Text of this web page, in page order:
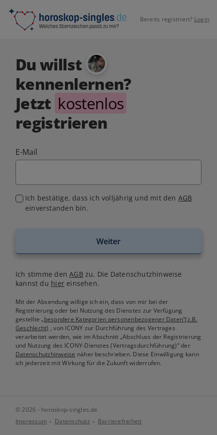
Bereits registriert? Login
Du willst
kennenlernen?
Jetzt kostenlos
registrieren
E-Mail
Ich bestätige, dass ich volljährig und mit den AGB
einverstanden bin.
Weiter
Ich stimme denAGB zu. Die Datenschutzhinweise
kannst du hiereinsehen.
Mit der Absendung willige ich ein, dass von mir bei der
Registrierung oder bei Nutzung des Dienstes zur Verfügung
gestellte„besondere Kategorien personenbezogener Daten“(z.B.
Geschlecht) , von ICONY zur Durchführung des Vertrages
verarbeitet werden, wie im Abschnitt „Abschluss der Registrierung
und Nutzung des ICONY-Dienstes (Vertragsdurchführung)“ der
Datenschutzhinweise näher beschrieben. Diese Einwilligung kann
ich jederzeit mit Wirkung für die Zukunft widerrufen.
© 2026 - horoskop-singles.de
Impressum
Datenschutz Barrierefreiheit